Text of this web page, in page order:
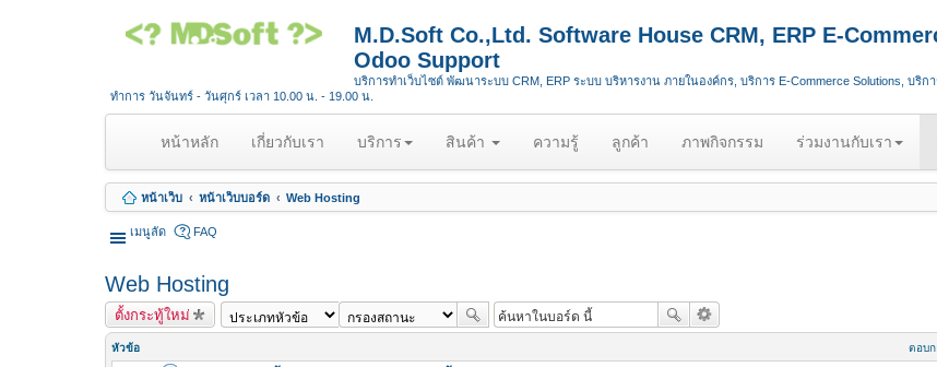
M.D.Soft Co.,Ltd. Software House CRM, ERP E-
Odoo Support
บริการทำเว็บไซต์ พัฒนาระบบ CRM, ERP ระบบ บริหารงาน ภายในองค์กร, บริการ E-Commerce Solutions, บริก
ทำการ วันจันทร์ - วันศุกร์ เวลา 10.00 น. - 19.00 น.
หน้าหลัก(
u
r
t
เกี่ยวกับเรา บริการ สินค้า ความรู้ ลูกค้า ภาพกิจกรรม ร่วมงานกับเรา
หน้าเว็บ หน้าเว็บบอร์ด Web Hosting
เมนูลัด FAQ
Web Hosting
ตั้งกระทู้ใหม่
หัวข้อ ตอบก